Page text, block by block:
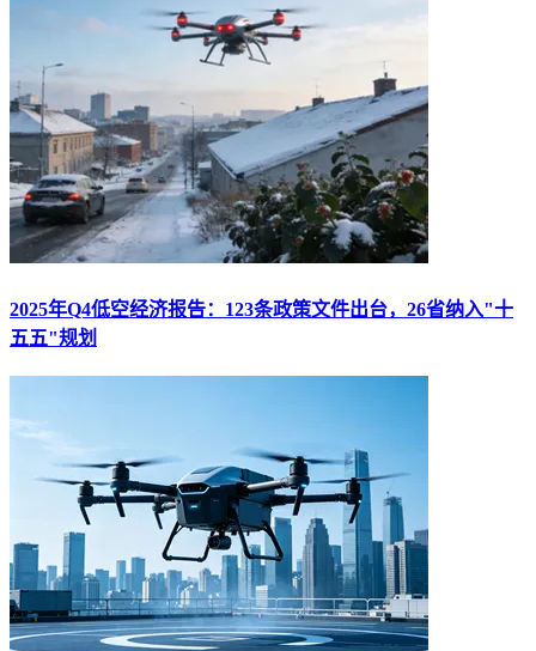
2025年Q4低空经济报告：123条政策文件出台，26省纳入"十
五五"规划